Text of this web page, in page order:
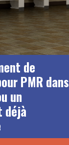
de
PMR dans
un
déjà